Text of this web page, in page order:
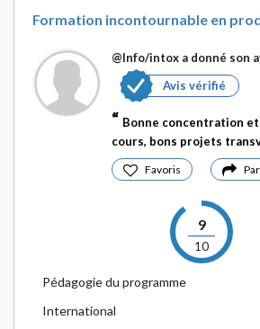
Formation incontournable en
@Info/intox a donné son
Avis vérifié
Bonne concentration
cours, bons projets
Favoris
9
10
Pédagogie du programme
International